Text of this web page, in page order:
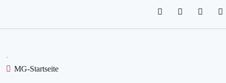
.
MG-Startseite